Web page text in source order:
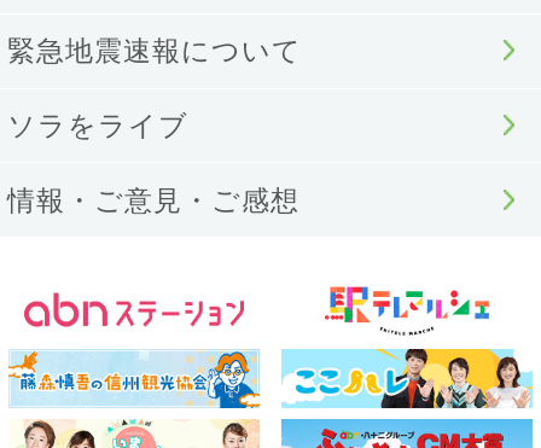
緊急地震速報について
ソラをライブ
情報・ご意見・ご感想